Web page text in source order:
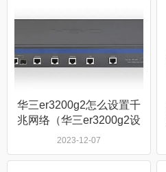
华三er3200g2怎么设置千
兆网络（华三er3200g2设
置千兆网络方法）
2023-12-07